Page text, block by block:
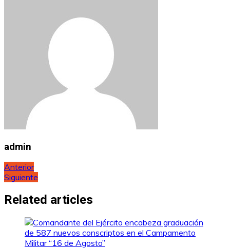
admin
Navegación
de
entradas
Anterior
Siguiente
Related articles